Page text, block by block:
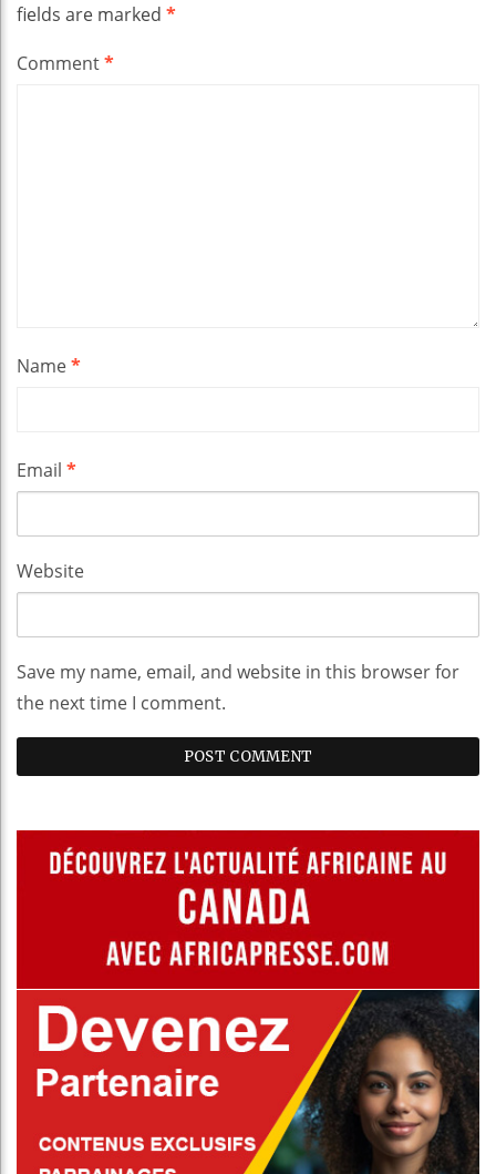
fields are marked *
Comment*
Name*
Email *
Website
Save my name, email, and website in this browser for
the next time I comment.